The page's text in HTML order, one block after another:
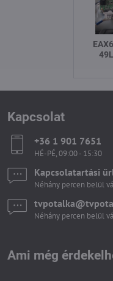
Kapcsolat
+36 1 901 7651
HÉ-PÉ, 09:00 - 15:30
Kapcsolatartási
Néhány percen belül
Néhány percen belül
Ami még